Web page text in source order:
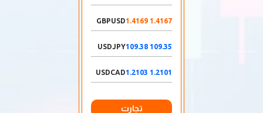
GBPUSD
USDJPY
USDCAD
تجارت